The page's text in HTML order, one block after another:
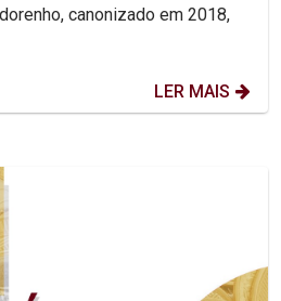
canonizado em 2018,
LER MAIS